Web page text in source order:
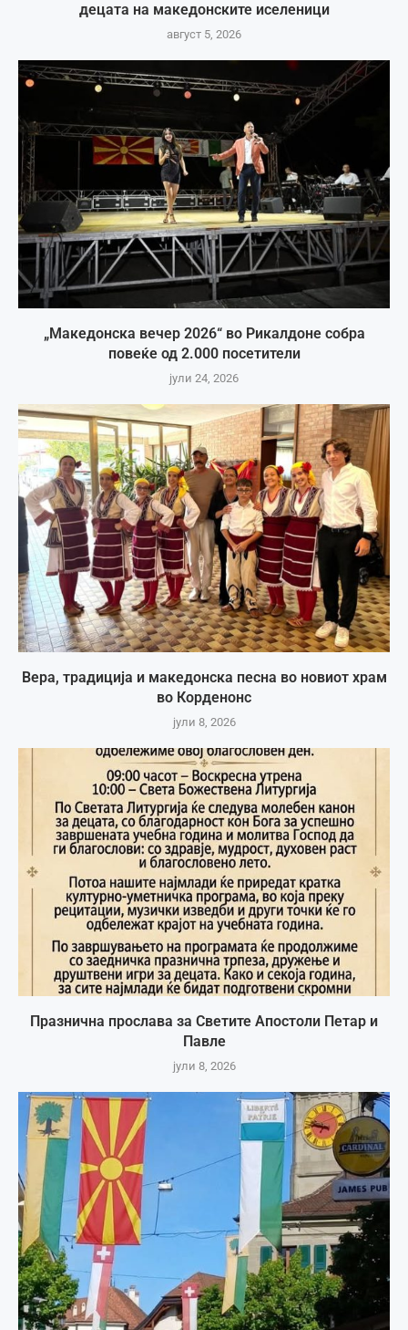
децата на македонските иселеници
август 5, 2026
„Македонска вечер 2026“ во Рикалдоне собра
повеќе од 2.000 посетители
јули 24, 2026
Вера, традиција и македонска песна во новиот храм
во Корденонс
јули 8, 2026
Празнична прослава за Светите Апостоли Петар и
Павле
јули 8, 2026